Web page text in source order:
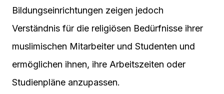
Bildungseinrichtungen zeigen jedoch
Verständnis für die religiösen Bedürfnisse ihrer
muslimischen Mitarbeiter und Studenten und
ermöglichen ihnen, ihre Arbeitszeiten oder
Studienpläne anzupassen.